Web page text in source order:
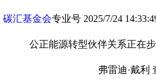
碳汇基金会专业号 2025/7/24
公正能源转型伙伴关系正在
弗雷迪·戴利